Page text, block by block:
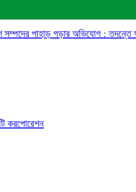
সম্পদের পাহাড় গড়ার অভিযোগ : তদন্তে
করপোরেশন